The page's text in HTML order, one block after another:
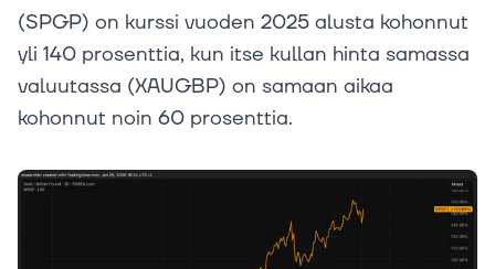
(SPGP) on kurssi vuoden 2025 alusta kohonnut
yli 140 prosenttia, kun itse kullan hinta samassa
valuutassa (XAUGBP) on samaan aikaa
kohonnut noin 60 prosenttia.